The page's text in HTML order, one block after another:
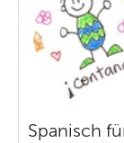
Spanisch